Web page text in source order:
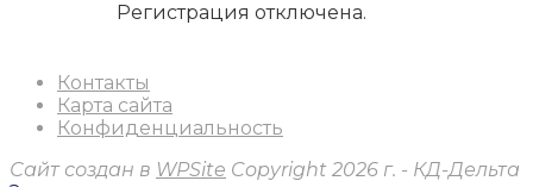
Регистрация отключена.
Контакты
Карта сайта
Конфиденциальность
Сайт создан в WPSite Copyright 2026 г. - КД-Дельта